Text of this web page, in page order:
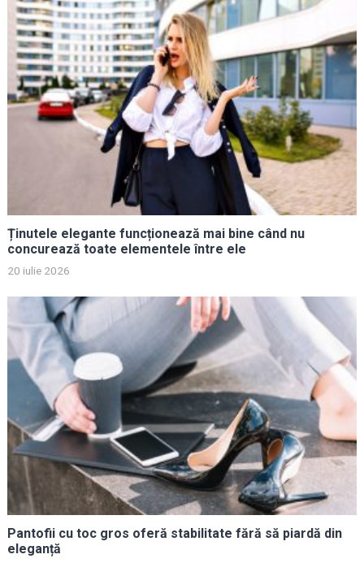
Ținutele elegante funcționează mai bine când nu
concurează toate elementele între ele
20 iulie 2026
Pantofii cu toc gros oferă stabilitate fără să piardă din
eleganță